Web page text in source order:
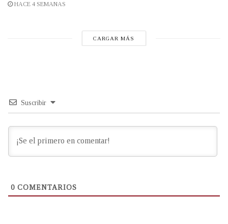
HACE 4 SEMANAS
CARGAR MÁS
Suscribir
0 COMENTARIOS